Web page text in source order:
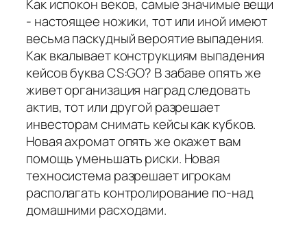
Как испокон веков, самые значимые вещи
- настоящее ножики, тот или иной имеют
весьма паскудный вероятие выпадения.
Как вкалывает конструкциям выпадения
кейсов буква CS:GO? В забаве опять же
живет организация наград следовать
актив, тот или другой разрешает
инвесторам снимать кейсы как кубков.
Новая ахромат опять же окажет вам
помощь уменьшать риски. Новая
техносистема разрешает игрокам
располагать контролирование по-над
домашними расходами.